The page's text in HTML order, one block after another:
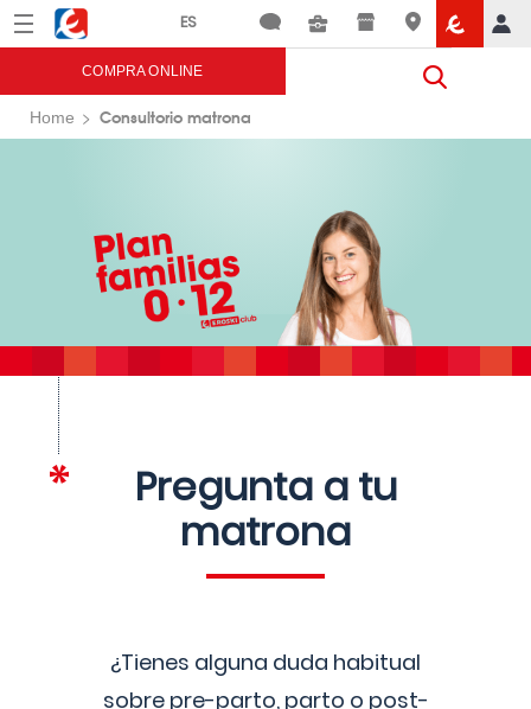
Menú Eroski
COMPRA ONLINE
Home Consultorio matrona
Pregunta a tu
matrona
¿Tienes alguna duda habitual
sobre pre-parto, parto o post-